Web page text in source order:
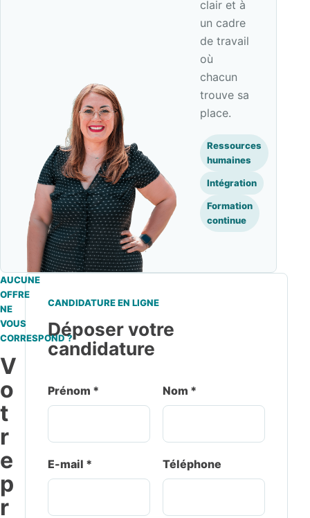
clair et à
un cadre
de travail
où
chacun
trouve sa
place.
Ressources
humaines
Intégration
Formation
continue
AUCUNE
OFFRE
NE
VOUS
CORRESPOND ?
V
o
t
r
e
p
r
CANDIDATURE EN LIGNE
Déposer votre
candidature
Prénom * Nom *
E-mail * Téléphone